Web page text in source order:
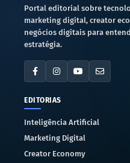
Portal editorial sobre
marketing digital, creator
negócios digitais para
estratégia.
EDITORIAS
Inteligência Artificial
Marketing Digital
Creator Economy